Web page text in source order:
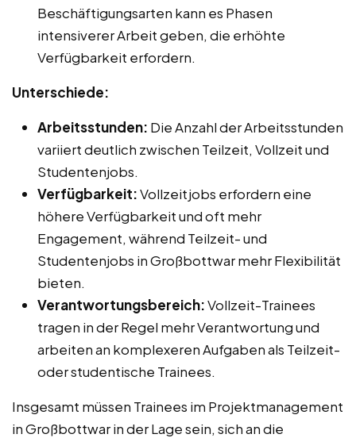
Beschäftigungsarten kann es Phasen
intensiverer Arbeit geben, die erhöhte
Verfügbarkeit erfordern.
Unterschiede:
Arbeitsstunden: Die Anzahl der Arbeitsstunden
variiert deutlich zwischen Teilzeit, Vollzeit und
Studentenjobs.
Verfügbarkeit:Vollzeitjobs erfordern eine
höhere Verfügbarkeit und oft mehr
Engagement, während Teilzeit- und
Studentenjobs in Großbottwar mehr Flexibilität
bieten.
Verantwortungsbereich:Vollzeit-Trainees
tragen in der Regel mehr Verantwortung und
arbeiten an komplexeren Aufgaben als Teilzeit-
oder studentische Trainees.
Insgesamt müssen Trainees im Projektmanagement
in Großbottwar in der Lage sein, sich an die